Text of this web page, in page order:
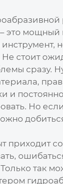
– это мощный
стоит
сразу.
и постоянно
Но
приходит
так